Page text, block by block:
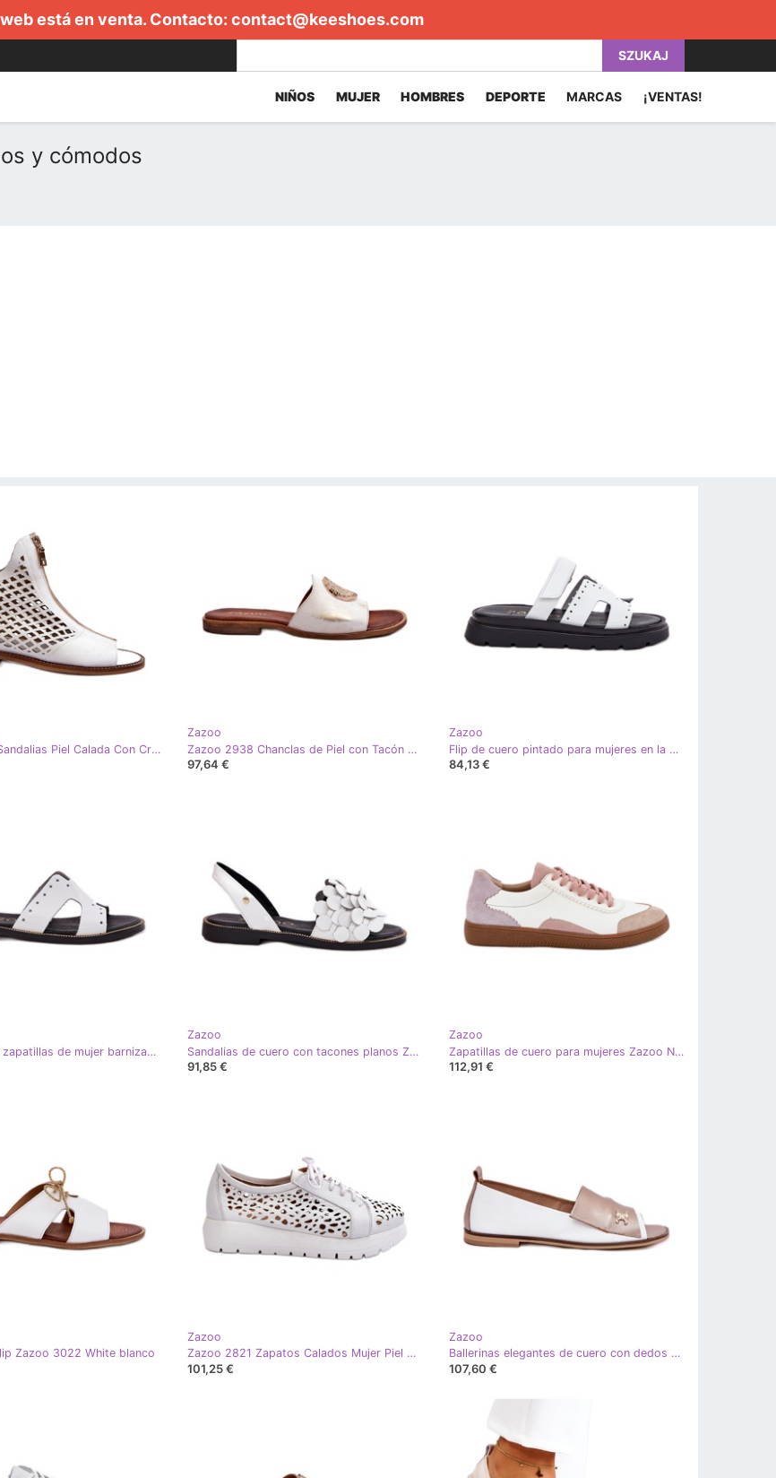
está en venta. Contacto: contact@keeshoes.com
SZUKAJ
NIÑOS MUJER HOMBRES DEPORTE MARCAS ¡VENTAS!
y cómodos
Zazoo 977/L Sandalias Piel Calada Con Cremallera, Blanco
Zazoo
Zazoo 2938 Chanclas de Piel con Tacón Plano y Adorno Dorado, Cepillado blanco
97,64 €
Zazoo
Flip de cuero pintado para mujeres en la plataforma blanca Zazoo 40440 blanco
84,13 €
Zazoo 40326 zapatillas de mujer barnizadas con recortes decorativos blancos
Zazoo
Sandalias de cuero con tacones planos Zazoo 40425 White blanco
91,85 €
Zazoo
Zapatillas de cuero para mujeres Zazoo N1220 White blanco
112,91 €
Zazoo 3022 White blanco
Zazoo
Zazoo 2821 Zapatos Calados Mujer Piel blanco
101,25 €
Zazoo
Ballerinas elegantes de cuero con dedos desnudos Zazoo 1865 White and Gold blanco
107,60 €